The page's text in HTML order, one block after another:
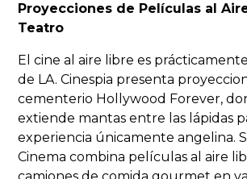
Proyecciones de Películas al
Teatro
El cine al aire libre es
de LA. Cinespia presenta
cementerio Hollywood Forever,
extiende mantas entre las lápidas
experiencia únicamente angelina.
Cinema combina películas al aire